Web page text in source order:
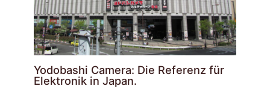
Yodobashi Camera: Die Referenz für
Elektronik in Japan.